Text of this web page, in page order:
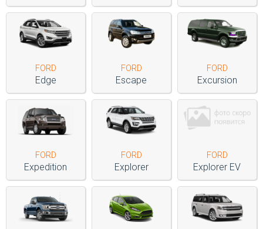
до
21:00
Сб-
Вс:
FORD
Edge
FORD
Escape
FORD
Excursion
FORD
Expedition
FORD
Explorer
FORD
Explorer EV